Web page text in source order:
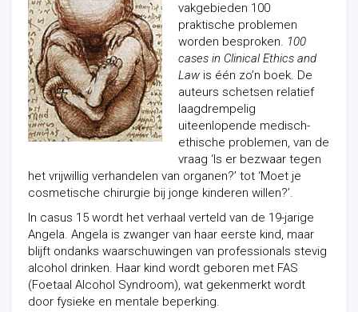
vakgebieden 100
praktische problemen
worden besproken. 100
cases in Clinical Ethics and
Law is één zo’n boek. De
auteurs schetsen relatief
laagdrempelig
uiteenlopende medisch-
ethische problemen, van de
vraag ‘Is er bezwaar tegen
het vrijwillig verhandelen van organen?’ tot ‘Moet je
cosmetische chirurgie bij jonge kinderen willen?’.
In casus 15 wordt het verhaal verteld van de 19-jarige
Angela. Angela is zwanger van haar eerste kind, maar
blijft ondanks waarschuwingen van professionals stevig
alcohol drinken. Haar kind wordt geboren met FAS
(Foetaal Alcohol Syndroom), wat gekenmerkt wordt
door fysieke en mentale beperking.